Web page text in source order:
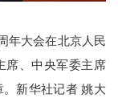
年大会在北京人民
席、中央军委主席
新华社记者 姚大